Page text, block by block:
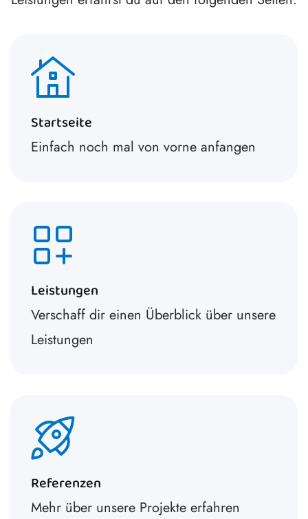
Startseite
Einfach noch mal von vorne anfangen
Leistungen
Verschaff dir einen Überblick über unsere
Leistungen
Referenzen
Mehr über unsere Projekte erfahren